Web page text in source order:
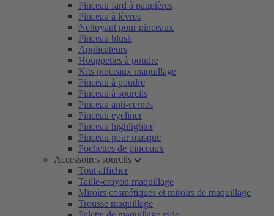
Pinceau fard à paupières
Pinceau à lèvres
Nettoyant pour pinceaux
Pinceau blush
Applicateurs
Houppettes à poudre
Kits pinceaux maquillage
Pinceau à poudre
Pinceau à sourcils
Pinceau anti-cernes
Pinceau eyeliner
Pinceau highlighter
Pinceau pour masque
Pochettes de pinceaux
Accessoires sourcils
Tout afficher
Taille-crayon maquillage
Miroirs cosmétiques et miroirs de maquillage
Trousse maquillage